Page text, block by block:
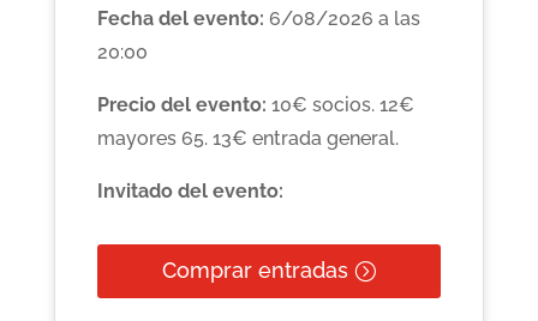
Fecha del evento: 6/08/2026 a las
20:00
Precio del evento: 10€ socios. 12€
mayores 65. 13€ entrada general.
Invitado del evento:
Comprar entradas